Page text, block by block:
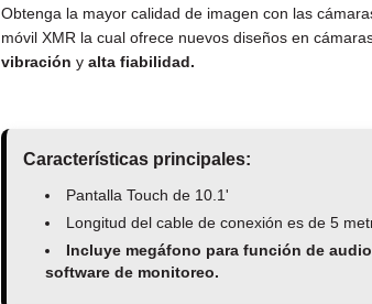
Obtenga la mayor calidad de imagen con las
móvil XMR la cual ofrece nuevos diseños en
vibración y alta fiabilidad.
Características principales:
Pantalla Touch de 10.1'
Longitud del cable de conexión es de 5
Incluye megáfono para función de
software de monitoreo.